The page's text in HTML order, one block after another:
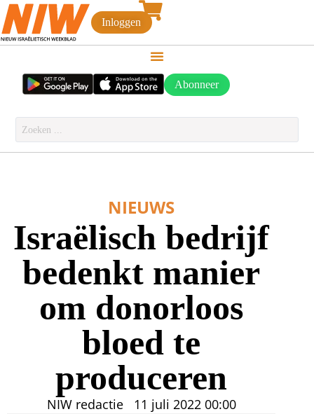
Inloggen
Abonneer
NIEUWS
Israëlisch bedrijf
bedenkt manier
om donorloos
bloed te
produceren
NIW redactie 11 juli 2022 00:00